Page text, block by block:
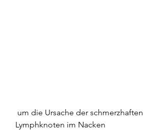
Lymphknoten im Nacken